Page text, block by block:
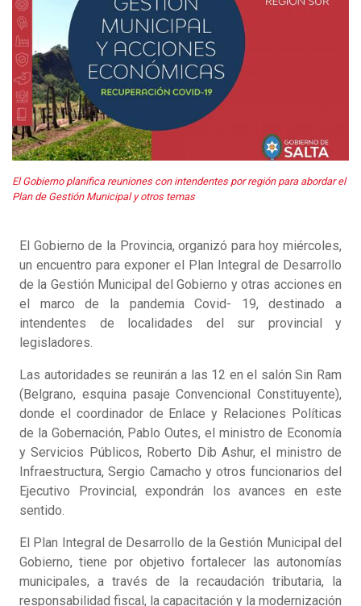
El Gobierno planifica reuniones con intendentes por región para abordar el
Plan de Gestión Municipal y otros temas
El Gobierno de la Provincia, organizó para hoy miércoles,
un encuentro para exponer el Plan Integral de Desarrollo
de la Gestión Municipal del Gobierno y otras acciones en
el marco de la pandemia Covid- 19, destinado a
intendentes de localidades del sur provincial y
legisladores.
Las autoridades se reunirán a las 12 en el salón Sin Ram
(Belgrano, esquina pasaje Convencional Constituyente),
donde el coordinador de Enlace y Relaciones Políticas
de la Gobernación, Pablo Outes, el ministro de Economía
y Servicios Públicos, Roberto Dib Ashur, el ministro de
Infraestructura, Sergio Camacho y otros funcionarios del
Ejecutivo Provincial, expondrán los avances en este
sentido.
El Plan Integral de Desarrollo de la Gestión Municipal del
Gobierno, tiene por objetivo fortalecer las autonomías
municipales, a través de la recaudación tributaria, la
responsabilidad fiscal, la capacitación y la modernización